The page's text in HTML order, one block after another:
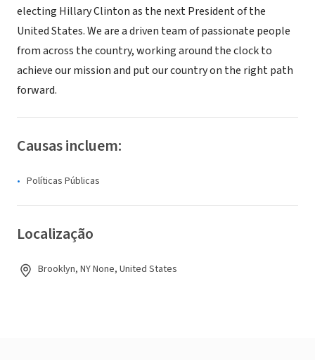
electing Hillary Clinton as the next President of the
United States. We are a driven team of passionate people
from across the country, working around the clock to
achieve our mission and put our country on the right path
forward.
Causas incluem:
Políticas Públicas
Localização
Brooklyn, NY None, United States